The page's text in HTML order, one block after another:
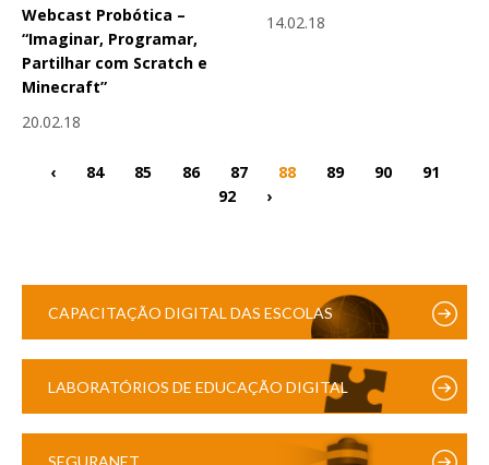
Webcast Probótica –
“Imaginar, Programar,
Partilhar com Scratch e
Minecraft”
20.02.18
14.02.18
‹ 84 85 86 87 88 89 90
91
92
›
CAPACITAÇÃO DIGITAL DAS ESCOLAS
LABORATÓRIOS DE EDUCAÇÃO DIGITAL
SEGURANET